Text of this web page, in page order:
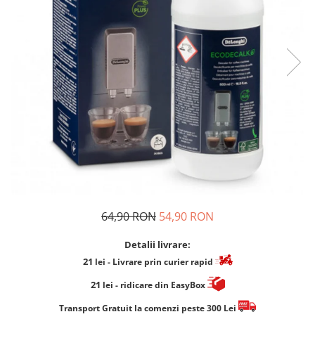
Illy Iperespresso
Nespresso Professional
Cremesso
Cafissimo
Cafea macinata
Cafea Solubila
64,90 RON 54,90 RON
Detalii livrare:
21 lei - Livrare prin curier rapid
21 lei - ridicare din EasyBox
​​​​​​Transport Gratuit la comenzi peste 300 Lei